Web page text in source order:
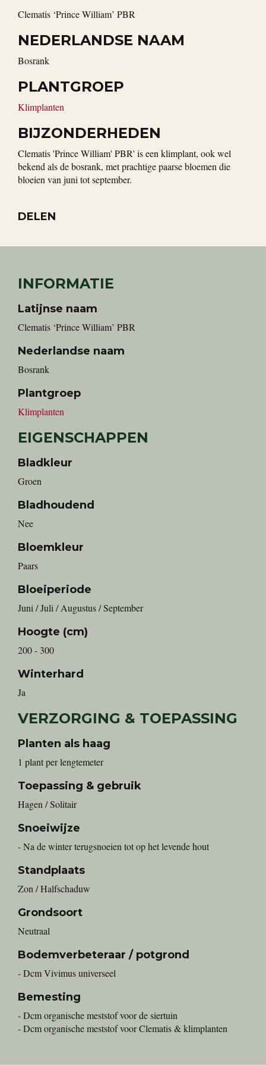
Clematis ‘Prince William’ PBR
NEDERLANDSE NAAM
Bosrank
PLANTGROEP
Klimplanten
BIJZONDERHEDEN
Clematis 'Prince William' PBR' is een klimplant, ook wel
bekend als de bosrank, met prachtige paarse bloemen die
bloeien van juni tot september.
DELEN
INFORMATIE
Latijnse naam
Clematis ‘Prince William’ PBR
Nederlandse naam
Bosrank
Plantgroep
Klimplanten
EIGENSCHAPPEN
Bladkleur
Groen
Bladhoudend
Nee
Bloemkleur
Paars
Bloeiperiode
Juni / Juli / Augustus / September
Hoogte (cm)
200 - 300
Winterhard
Ja
VERZORGING & TOEPASSING
Planten als haag
1 plant per lengtemeter
Toepassing & gebruik
Hagen / Solitair
Snoeiwijze
- Na de winter terugsnoeien tot op het levende hout
Standplaats
Zon / Halfschaduw
Grondsoort
Neutraal
Bodemverbeteraar / potgrond
- Dcm Vivimus universeel
Bemesting
- Dcm organische meststof voor de siertuin
- Dcm organische meststof voor Clematis & klimplanten